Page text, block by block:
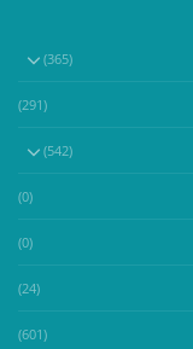
(365)
(291)
(542)
(0)
(0)
(24)
(601)